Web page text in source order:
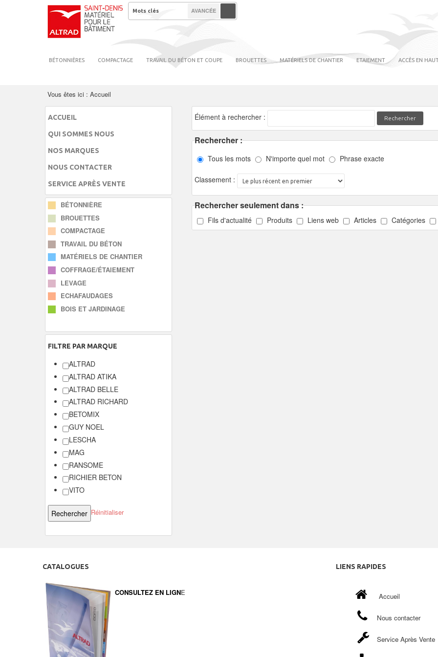
BÉTONNIÈRES COMPACTAGE TRAVAIL DU BÉTON ET COUPE BROUETTES MATÉRIELS DE CHANTIER ETAIEMENT ACCÈS EN
AVANCÉE
Vous êtes ici : Accueil
ACCUEIL
QUI SOMMES NOUS
NOS MARQUES
NOUS CONTACTER
SERVICE APRÈS VENTE
BÉTONNIÈRE
BROUETTES
COMPACTAGE
TRAVAIL DU BÉTON
MATÉRIELS DE CHANTIER
COFFRAGE/ÉTAIEMENT
LEVAGE
ECHAFAUDAGES
BOIS ET JARDINAGE
FILTRE PAR MARQUE
ALTRAD
ALTRAD ATIKA
ALTRAD BELLE
ALTRAD RICHARD
BETOMIX
GUY NOEL
LESCHA
MAG
RANSOME
RICHIER BETON
VITO
Réinitialiser
Élément à rechercher : Rechercher
Rechercher :
Tous les mots N'importe quel mot Phrase exacte
Classement :
Rechercher seulement dans :
Fils d'actualité Produits Liens web Articles Catégories
CATALOGUES
CONSULTEZ EN LIGNE
LIENS RAPIDES
Accueil
Nous contacter
Service Après Vente